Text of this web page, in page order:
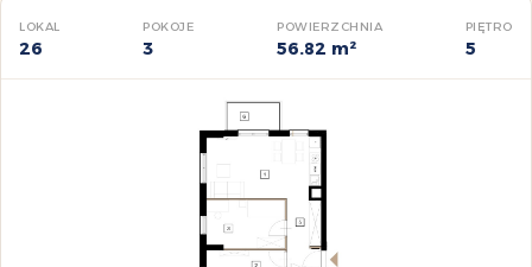
LOKAL
26
POKOJE
3
POWIERZCHNIA
56.82 m²
PIĘTRO
5